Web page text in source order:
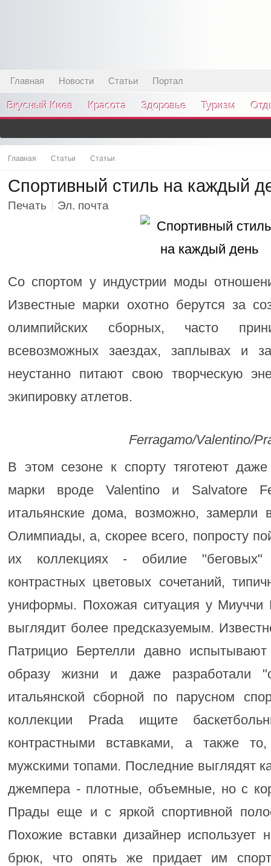
Главная Новости Статьи Портал
Вкусный Киев Красота Здоровье Туризм
Главная Статьи Статьи
Спортивный стиль на каждый
Печать Эл. почта
Со спортом у индустрии моды
Известные марки охотно берутся за
олимпийских сборных, часто
всевозможных заездах, заплывах и
неустанно питают свою творческую
экипировку атлетов.
Ferragamo/Valentino/
В этом сезоне к спорту тяготеют
марки вроде Valentino и Salvatore
итальянские дома, возможно, замерли
Олимпиады, а, скорее всего, попросту
их коллекциях - обилие "беговых"
контрастных цветовых сочетаний,
униформы. Похожая ситуация у Миуччи
выглядит более предсказуемым.
Патрицио Бертелли давно
образу жизни и даже разработали
итальянской сборной по парусном
коллекции Prada ищите
контрастными вставками, а также
мужскими топами. Последние выглядят
джемпера - плотные, объемные, но с
Прады еще и с яркой спортивной
Похожие вставки дизайнер использует
брюк, что опять же придает им